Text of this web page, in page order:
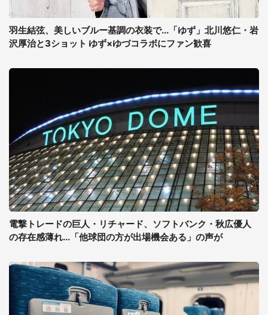
羽生結弦、美しいブルー基調の衣装で...「ゆず」北川悠仁・岩
沢厚治と3ショット ゆず×ゆづコラボにファン歓喜
電撃トレードの巨人・リチャード、ソフトバンク・秋広優人
の存在感薄れ...「他球団の方が出場機会ある」の声が